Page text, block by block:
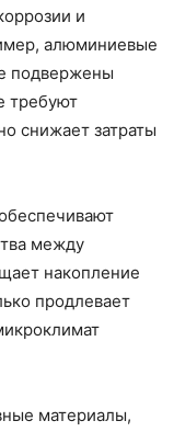
и
алюминиевые
подвержены
требуют
снижает затраты
между
накопление
продлевает
материалы,